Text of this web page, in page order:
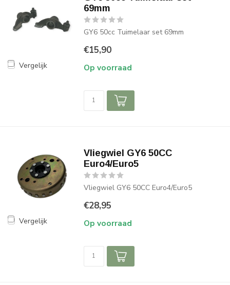
Vergelijk
69mm
GY6 50cc Tuimelaar set 69mm
€15,90
Op voorraad
Vergelijk
Vliegwiel GY6 50CC
Euro4/Euro5
Vliegwiel GY6 50CC Euro4/Euro5
€28,95
Op voorraad